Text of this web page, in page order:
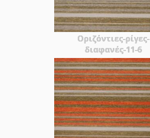
Οριζόντιες-ρίγες-
διαφανές-11-6